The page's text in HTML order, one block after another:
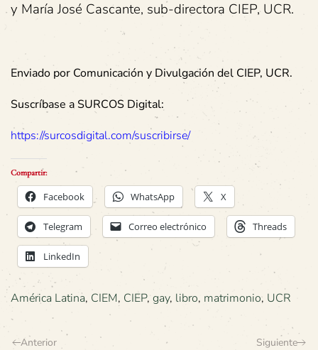
y María José Cascante, sub-directora CIEP, UCR.
Enviado por Comunicación y Divulgación del CIEP, UCR.
Suscríbase a SURCOS Digital:
https://surcosdigital.com/suscribirse/
Compartir:
Facebook WhatsApp X
Telegram Correo electrónico Threads
LinkedIn
América Latina, CIEM, CIEP, gay, libro, matrimonio, UCR
Anterior Siguiente